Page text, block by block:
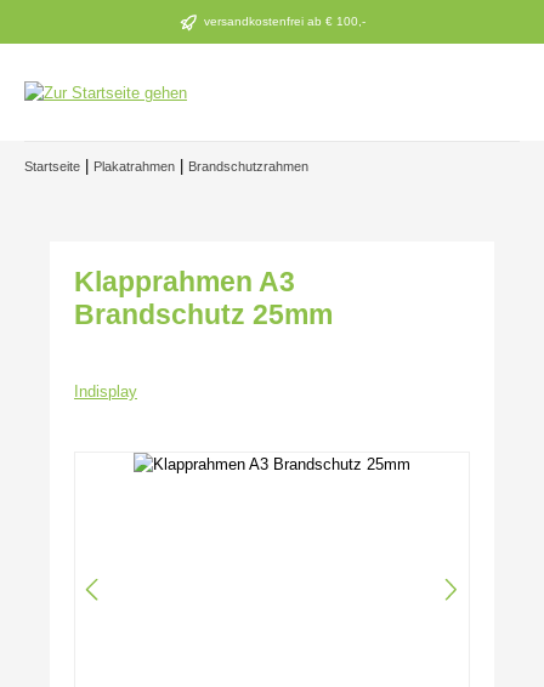
Zum Hauptinhalt springen versandkostenfrei ab € 100,-
Startseite Plakatrahmen Brandschutzrahmen
Klapprahmen A3
Brandschutz 25mm
Indisplay
Bildergalerie überspringen